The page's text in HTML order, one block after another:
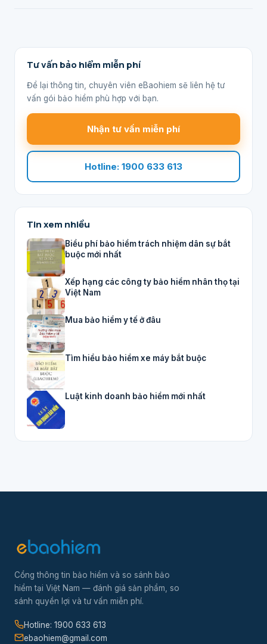
Tư vấn bảo hiểm miễn phí
Để lại thông tin, chuyên viên eBaohiem sẽ liên hệ tư
vấn gói bảo hiểm phù hợp với bạn.
Nhận tư vấn miễn phí
Hotline: 1900 633 613
Tin xem nhiều
Biểu phí bảo hiểm trách nhiệm dân sự bắt
buộc mới nhất
Xếp hạng các công ty bảo hiểm nhân thọ tại
Việt Nam
Mua bảo hiểm y tế ở đâu
Tìm hiểu bảo hiểm xe máy bắt buộc
Luật kinh doanh bảo hiểm mới nhất
Cổng thông tin bảo hiểm và so sánh bảo
hiểm tại Việt Nam — đánh giá sản phẩm, so
sánh quyền lợi và tư vấn miễn phí.
Hotline: 1900 633 613
ebaohiem@gmail.com